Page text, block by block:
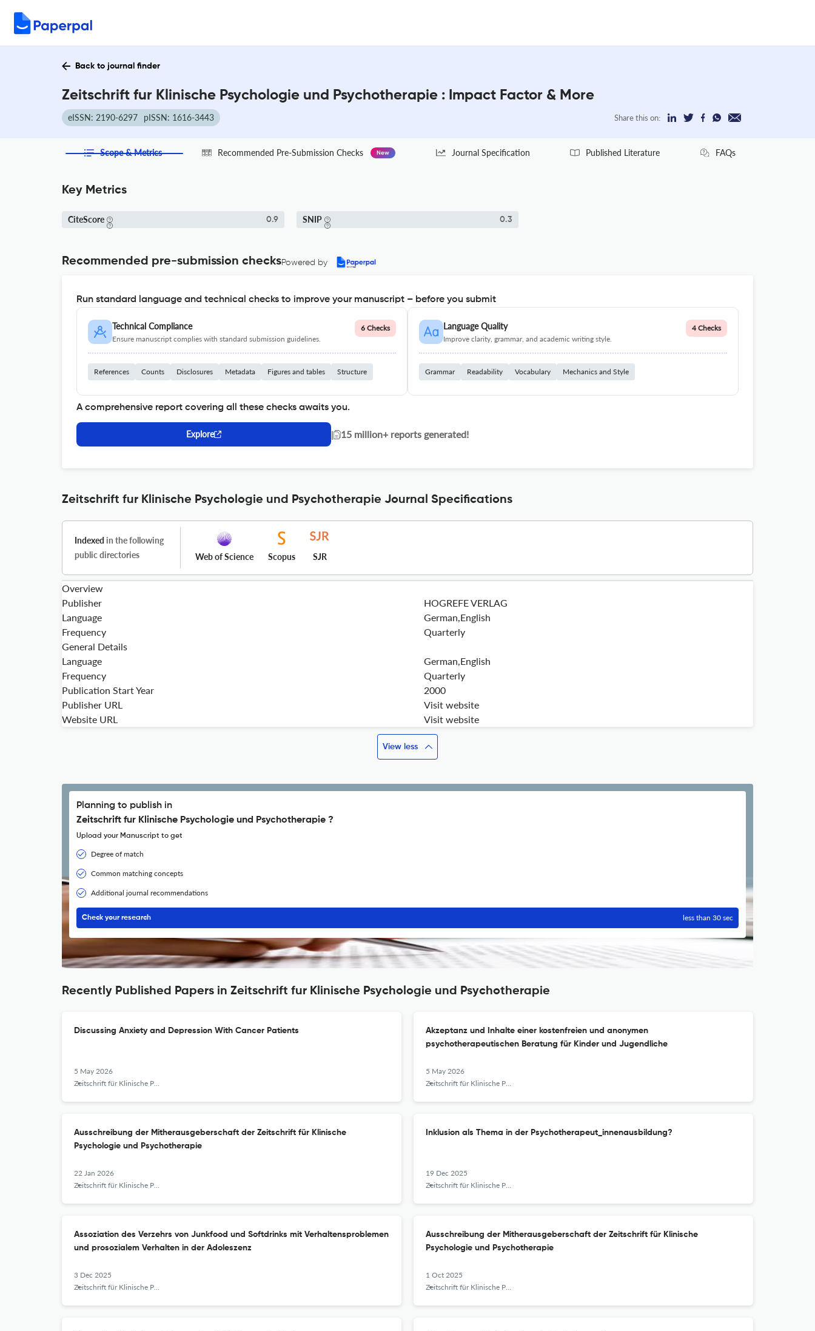
Back to journal finder
Zeitschrift fur Klinische Psychologie und Psychotherapie : Impact Factor & More
eISSN: 2190-6297 pISSN: 1616-3443 Share this on:
Scope & Metrics Recommended Pre-Submission Checks New Journal Specification Published Literature FAQs
Key Metrics
CiteScore 0.9 SNIP 0.3
Recommended pre-submission checksPowered by
Run standard language and technical checks to improve your manuscript – before you submit
Technical Compliance
Ensure manuscript complies with standard submission guidelines.
6 Checks
References Counts Disclosures Metadata Figures and tables Structure
Language Quality
Improve clarity, grammar, and academic writing style.
4 Checks
Grammar Readability Vocabulary Mechanics and Style
A comprehensive report covering all these checks awaits you.
Explore | 15 million+ reports generated!
Zeitschrift fur Klinische Psychologie und Psychotherapie Journal Specifications
Indexed in the following
public directories
Web of Science Scopus SJR
Overview
Publisher
HOGREFE VERLAG
Language
German,English
Frequency
Quarterly
General Details
Language
German,English
Frequency
Quarterly
Publication Start Year
2000
Publisher URL
Visit website
Website URL
Visit website
View less
Planning to publish in
Zeitschrift fur Klinische Psychologie und Psychotherapie ?
Upload your Manuscript to get
Degree of match
Common matching concepts
Additional journal recommendations
Check your research less than 30 sec
Recently Published Papers in Zeitschrift fur Klinische Psychologie und Psychotherapie
Discussing Anxiety and Depression With Cancer Patients
5 May 2026
Zeitschrift für Klinische Psychologie und Psychotherapie
Akzeptanz und Inhalte einer kostenfreien und anonymen
psychotherapeutischen Beratung für Kinder und Jugendliche
5 May 2026
Zeitschrift für Klinische Psychologie und Psychotherapie
Ausschreibung der ‌‌‌Mitherausgeberschaft der Zeitschrift für Klinische
Psychologie und Psychotherapie
22 Jan 2026
Zeitschrift für Klinische Psychologie und Psychotherapie
Inklusion als Thema in der Psychotherapeut_innenausbildung?
19 Dec 2025
Zeitschrift für Klinische Psychologie und Psychotherapie
Assoziation des Verzehrs von Junkfood und Softdrinks mit Verhaltensproblemen
und prosozialem Verhalten in der Adoleszenz
3 Dec 2025
Zeitschrift für Klinische Psychologie und Psychotherapie
Ausschreibung der ‌‌‌Mitherausgeberschaft der Zeitschrift für Klinische
Psychologie und Psychotherapie
1 Oct 2025
Zeitschrift für Klinische Psychologie und Psychotherapie